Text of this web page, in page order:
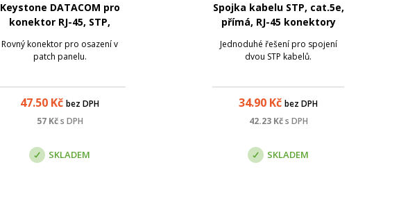
Keystone DATACOM pro
konektor RJ-45, STP,
Rovný konektor pro osazení v
patch panelu.
47.50 Kč bez DPH
57Kčs DPH
SKLADEM
Spojka kabelu STP, cat.5e,
přímá, RJ-45 konektory
Jednoduhé řešení pro spojení
dvou STP kabelů.
34.90 Kč bez DPH
42.23Kč s DPH
SKLADEM